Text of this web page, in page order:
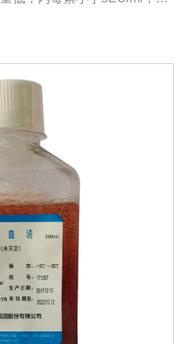
苗的研制及生产。质量标
药典》2020版质量标准。规
20℃有效期：5年注意事
（ -20℃→2-8℃→ 室温），可
会受到影响。